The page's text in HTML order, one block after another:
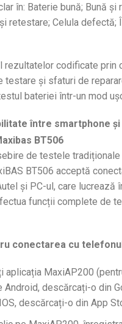
în: Baterie bună; Bună și
retestare; Celula defectă;
rezultatelor codificate prin
testare și sfaturi de
bateriei într-un mod
între smartphone și
de testele tradiționale
BT506 acceptă
și PC-ul, care lucrează
funcții complete de
conectarea cu
aplicația MaxiAP200
Android, descărcați-o din
descărcați-o din App